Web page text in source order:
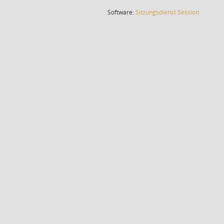
Software:SitzungsdienstSession(Wird in